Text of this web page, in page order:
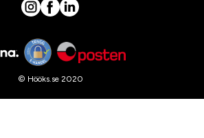
© Hööks.se 2020